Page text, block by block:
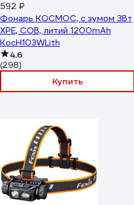
592 ₽
Фонарь КОСМОС, с зумом 3Вт
ХРЕ, СОВ, литий 1200mAh
KocH103WLith
4.6
(298)
Купить